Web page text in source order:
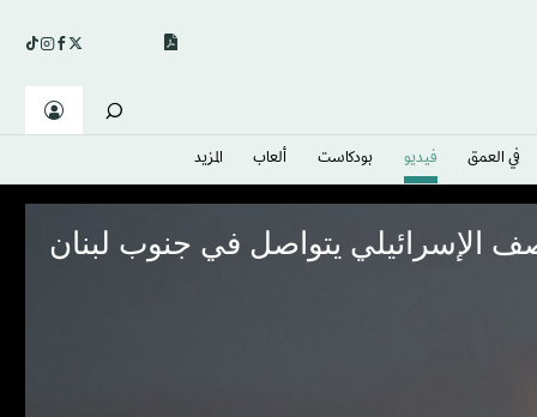
في العمق فيديو بودكاست ألعاب المزيد
الإسرائيلي يتواصل في جنوب لبنان